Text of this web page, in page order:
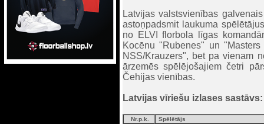
Latvijas valstsvienības
astoņpadsmit laukuma
no ELVI florbola līgas
Kocēnu "Rubenes" un
NSS/Krauzers", bet pa vienam
ārzemēs spēlējošajiem četri
Čehijas vienības.
Latvijas vīriešu izlases sastāvs:
Nr.p.k.
Spēlētājs